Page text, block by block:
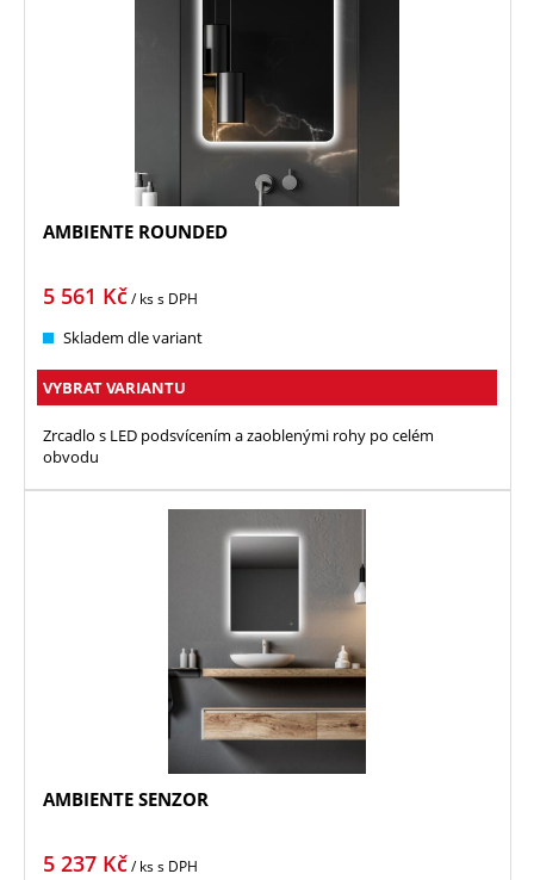
AMBIENTE ROUNDED
5 561 Kč/ kss DPH
Skladem dle variant
VYBRAT VARIANTU
Zrcadlo s LED podsvícením a zaoblenými rohy po celém
obvodu
AMBIENTE SENZOR
5 237 Kč/ kss DPH